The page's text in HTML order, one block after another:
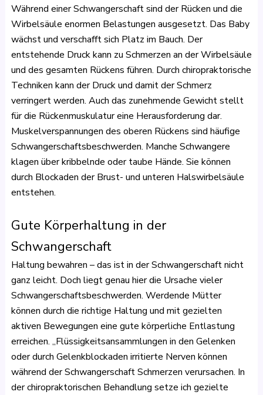
Während einer Schwangerschaft sind der Rücken und die
Wirbelsäule enormen Belastungen ausgesetzt. Das Baby
wächst und verschafft sich Platz im Bauch. Der
entstehende Druck kann zu Schmerzen an der Wirbelsäule
und des gesamten Rückens führen. Durch chiropraktorische
Techniken kann der Druck und damit der Schmerz
verringert werden. Auch das zunehmende Gewicht stellt
für die Rückenmuskulatur eine Herausforderung dar.
Muskelverspannungen des oberen Rückens sind häufige
Schwangerschaftsbeschwerden. Manche Schwangere
klagen über kribbelnde oder taube Hände. Sie können
durch Blockaden der Brust- und unteren Halswirbelsäule
entstehen.
Gute Körperhaltung in der
Schwangerschaft
Haltung bewahren – das ist in der Schwangerschaft nicht
ganz leicht. Doch liegt genau hier die Ursache vieler
Schwangerschaftsbeschwerden. Werdende Mütter
können durch die richtige Haltung und mit gezielten
aktiven Bewegungen eine gute körperliche Entlastung
erreichen. „Flüssigkeitsansammlungen in den Gelenken
oder durch Gelenkblockaden irritierte Nerven können
während der Schwangerschaft Schmerzen verursachen. In
der chiropraktorischen Behandlung setze ich gezielte